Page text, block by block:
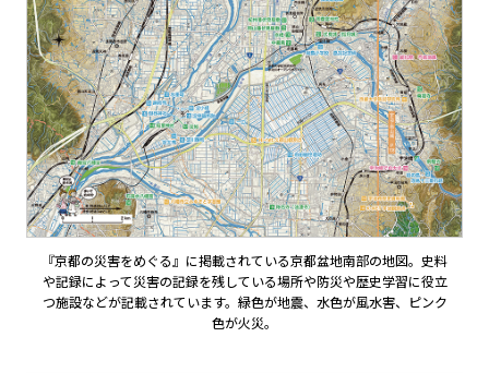
『京都の災害をめぐる』に掲載されている京都盆地南部の地図。史料
や記録によって災害の記録を残している場所や防災や歴史学習に役立
つ施設などが記載されています。緑色が地震、水色が風水害、ピンク
色が火災。